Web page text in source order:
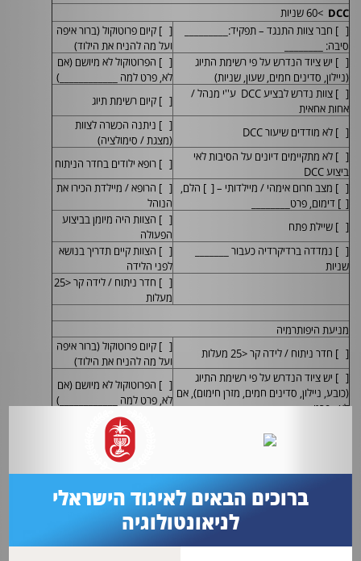
DCC >60 שניות
[ ] חבר צוות התנגד – תפקיד:_________
סיבה: ________
[ ] קיום פרוטוקול (ברור איפה
ועל מה להניח את הילוד)
[ ] יש ציוד הנדרש על פי רשימת התיוג
(ניילון, סדינים חמים, שעון, שניות)
[ ] הפרוטוקול לא מיושם (אם
לא, פרט למה ____________)
[ ] צוות נדרש לבציעDCC ע''י מנהל /
אחות אחאית
[ ] קיום רשימת תיוג
[ ] לא מודדים שיעורDCC [ ] ניתנה הכשרה לצוות
(מצגת / סימולציה)
[ ] לא מתקיימים דיונים על הסיבות לאי
ביצועDCC
[ ] רופא ילודים בחדר הניתוח
[ ] מצב חרום אימהי / מיילדותי – [ ] הלם,
[ ] דימום, פרט________
[ ] הרופא / מיילדת הכירו את
הנוהל
[ ] שיילת פתח
[ ] הצוות היה מיומן בביצוע
הפעולה
[ ] נמדדה ברדיקרדיה כעבור _______
שניות
[ ] הצוות קיים תדריך בנושא
לפני הלידה
[ ] חדר ניתוח / לידה קר <25
מעלות
מניעת היפותרמיה
[ ] חדר ניתוח / לידה קר <25 מעלות
[ ] קיום פרוטוקול (ברור איפה
ועל מה להניח את הילוד)
[ ] יש ציוד הנדרש על פי רשימת התיוג
(כובע, ניילון, סדינים חמים, מזרן חימום), אם
לא –פרט:______________
[ ] הפרוטוקול לא מיושם (אם
לא, פרט למה ____________)
[ ] קיום רשימת תיוג
[ ] מדידת היפותרמיה
[ ] ניתנה הכשרה לצוות
(מצגת / סימולציה)
[ ] קיום דיונים עיתיים על הסיבות
[ ] רופא ילודים בחדר הניתוח
[ ] הצוות הגיע אחרי הלידה
[ ] הרופא / מיילדת הכירו את
הנוהל
[ ] החייאה ממושכת מעל _____ דקות
[ ] הצוות קיים תדריך בנושא
לפני הלידה
ברוכים הבאים לאיגוד הישראלי
לניאונטולוגיה